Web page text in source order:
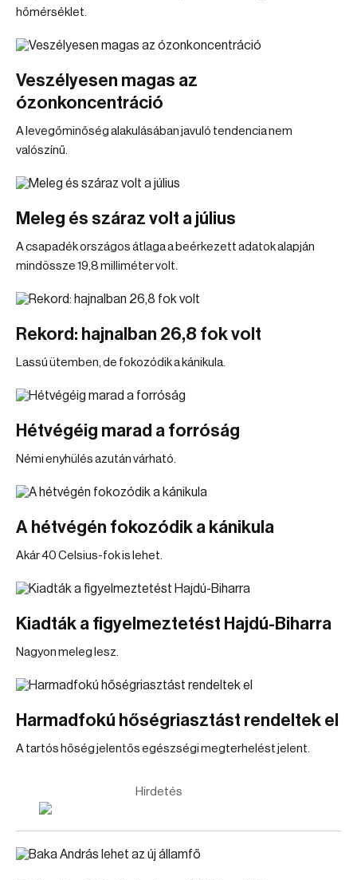
hőmérséklet.
Veszélyesen magas az
ózonkoncentráció
A levegőminőség alakulásában javuló tendencia nem
valószínű.
Meleg és száraz volt a július
A csapadék országos átlaga a beérkezett adatok alapján
mindössze 19,8 milliméter volt.
Rekord: hajnalban 26,8 fok volt
Lassú ütemben, de fokozódik a kánikula.
Hétvégéig marad a forróság
Némi enyhülés azután várható.
A hétvégén fokozódik a kánikula
Akár 40 Celsius-fok is lehet.
Kiadták a figyelmeztetést Hajdú-Biharra
Nagyon meleg lesz.
Harmadfokú hőségriasztást rendeltek el
A tartós hőség jelentős egészségi megterhelést jelent.
Hirdetés